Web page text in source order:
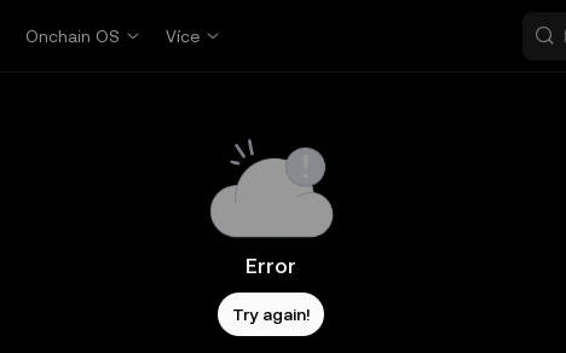
Onchain OS Více
Error
Try again!